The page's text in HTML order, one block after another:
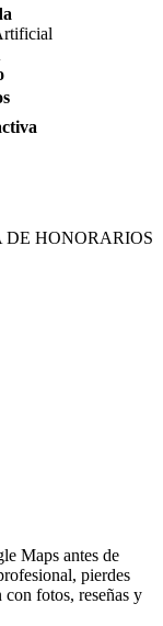
HONORARIOS
Maps antes de
pierdes
fotos, reseñas y